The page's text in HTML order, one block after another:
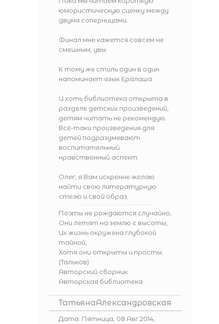
юмористическую сценку между
двумя соперницами.
Финал мне кажется совсем не
смешным, увы.
К тому же стиль один в один
напоминает язык Ералаша.
И хоть библиотека открыта в
разделе детских произведений,
детям читать не рекомендую.
Всё-таки произведения для
детей подразумевают
воспитательный
нравственный аспект.
Олег, я Вам искренне желаю
найти свою литературную
стезю и свой образ.
Поэты не рождаются случайно,
Они летят на землю с высоты,
Их жизнь окружена глубокой
тайной,
Хотя они открыты и просты.
(Тальков)
Авторский сборник
Авторская библиотека
ТатьянаАлександровская
Дата: Пятница, 08 Авг 2014,